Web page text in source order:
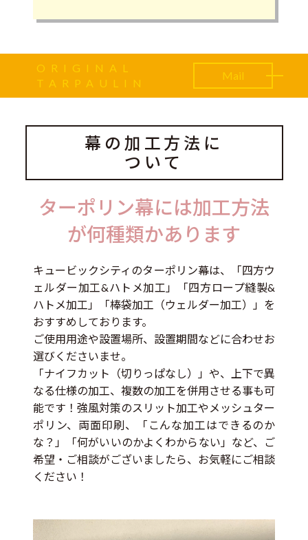
ORIGINAL
TARPAULIN
Mail
幕の加工方法に
ついて
ターポリン幕には加工方法
が何種類かあります
キュービックシティのターポリン幕は、「四方ウ
ェルダー加工&ハトメ加工」「四方ロープ縫製&
ハトメ加工」「棒袋加工（ウェルダー加工）」を
おすすめしております。
ご使用用途や設置場所、設置期間などに合わせお
選びくださいませ。
「ナイフカット（切りっぱなし）」や、上下で異
なる仕様の加工、複数の加工を併用させる事も可
能です！強風対策のスリット加工やメッシュター
ポリン、両面印刷、「こんな加工はできるのか
な？」「何がいいのかよくわからない」など、ご
希望・ご相談がございましたら、お気軽にご相談
ください！